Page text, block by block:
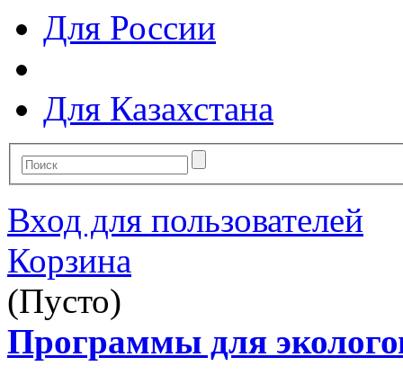
Для России
Для Казахстана
Вход для пользователей
Корзина
(Пусто)
Программы для